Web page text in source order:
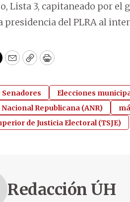
Lista 3, capitaneado por el
presidencia del PLRA al
EmailCopyPrint
Senadores Elecciones
Republicana (ANR)
de Justicia Electoral (TSJE)
Redacción ÚH